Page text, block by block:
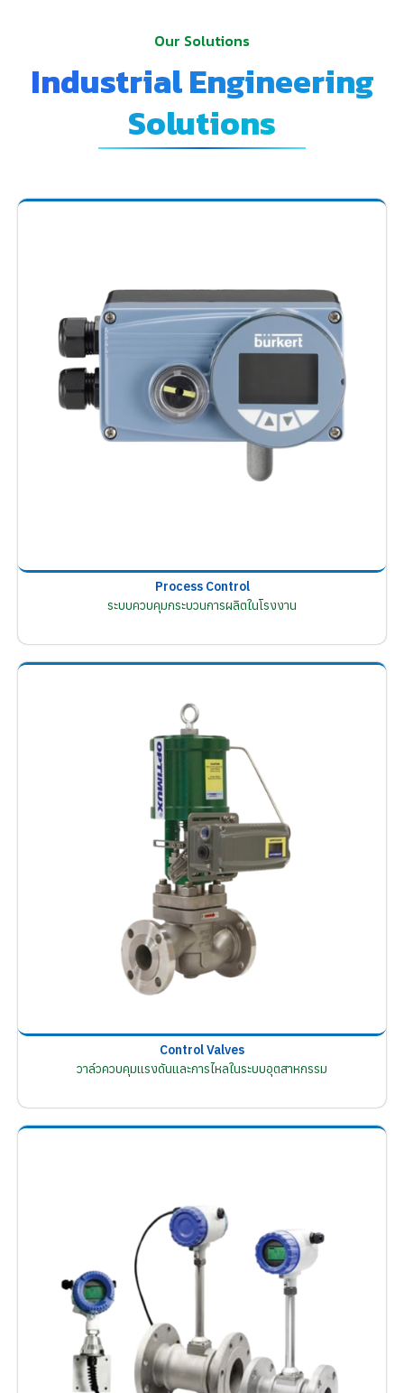
Our Solutions
Industrial Engineering
Solutions
Process Control
ระบบควบคุมกระบวนการผลิตในโรงงาน
Control Valves
วาล์วควบคุมแรงดันและการไหลในระบบอุตสาหกรรม